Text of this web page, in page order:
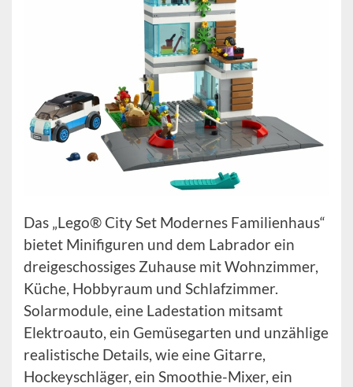
Das „Lego® City Set Modernes Familienhaus“
bietet Minifiguren und dem Labrador ein
dreigeschossiges Zuhause mit Wohnzimmer,
Küche, Hobbyraum und Schlafzimmer.
Solarmodule, eine Ladestation mitsamt
Elektroauto, ein Gemüsegarten und unzählige
realistische Details, wie eine Gitarre,
Hockeyschläger, ein Smoothie-Mixer, ein